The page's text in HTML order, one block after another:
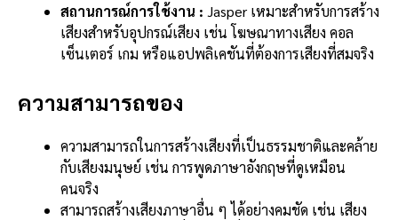
สถานการณ์การใช้งาน : Jasper เหมาะสำหรับการสร้าง
เสียงสำหรับอุปกรณ์เสียง เช่น โฆษณาทางเสียง คอล
เซ็นเตอร์ เกม หรือแอปพลิเคชันที่ต้องการเสียงที่สมจริง
ความสามารถของ
ความสามารถในการสร้างเสียงที่เป็นธรรมชาติและคล้าย
กับเสียงมนุษย์ เช่น การพูดภาษาอังกฤษที่ดูเหมือน
คนจริง
สามารถสร้างเสียงภาษาอื่น ๆ ได้อย่างคมชัด เช่น เสียง